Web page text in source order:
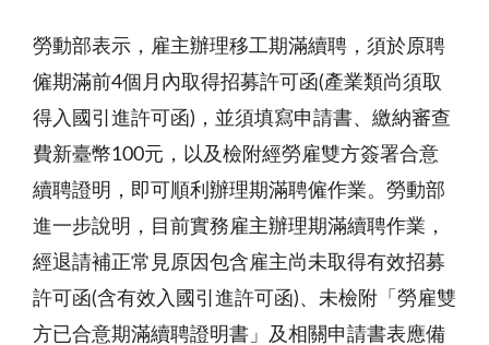
勞動部表示，雇主辦理移工期滿續聘，須於原聘
僱期滿前4個月內取得招募許可函(產業類尚須取
得入國引進許可函) ，並須填寫申請書、繳納審查
費新臺幣100元，以及檢附經勞雇雙方簽署合意
續聘證明，即可順利辦理期滿聘僱作業。勞動部
進一步說明，目前實務雇主辦理期滿續聘作業，
經退請補正常見原因包含雇主尚未取得有效招募
許可函(含有效入國引進許可函)、未檢附「勞雇雙
方已合意期滿續聘證明書」及相關申請書表應備